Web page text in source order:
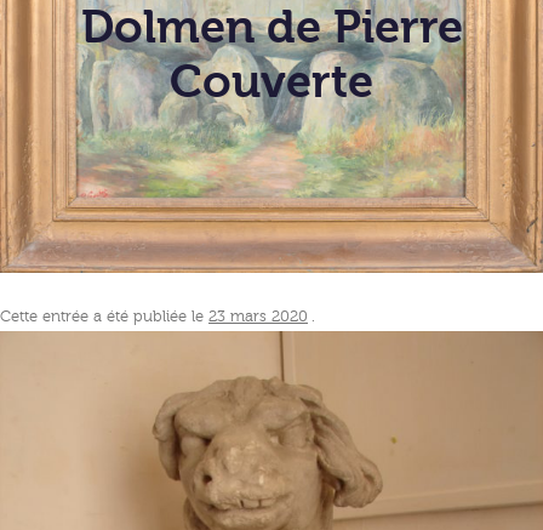
Dolmen de Pierre
Couverte
Cette entrée a été publiée le 23 mars 2020 .